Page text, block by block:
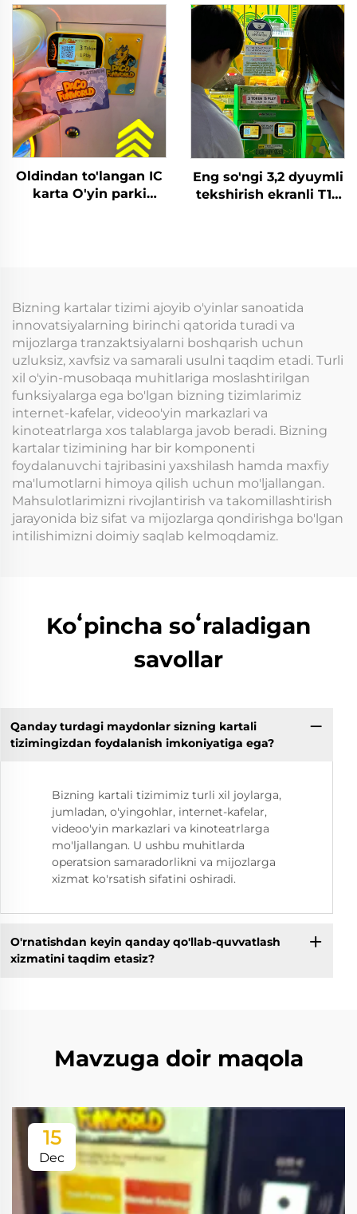
A'zolik
kartasi/vristbandini
tekshirish orqali
Qoldiq kreditni
faollashtirish yoki
yechib olish
karta o'qish T10P
terminal o'yin
o'quvchilari/doll/
mashinasi uchun
Oldindan to'langan IC
karta O'yin parki
Eng so'ngi 3,2 dyuymli
tekshirish ekranli T10
Bizning kartalar tizimi ajoyib o'yinlar sanoatida
innovatsiyalarning birinchi qatorida turadi va
mijozlarga tranzaktsiyalarni boshqarish uchun
uzluksiz, xavfsiz va samarali usulni taqdim etadi. Turli
xil o'yin-musobaqa muhitlariga moslashtirilgan
funksiyalarga ega bo'lgan bizning tizimlarimiz
internet-kafelar, videoo'yin markazlari va
kinoteatrlarga xos talablarga javob beradi. Bizning
kartalar tizimining har bir komponenti
foydalanuvchi tajribasini yaxshilash hamda maxfiy
ma'lumotlarni himoya qilish uchun mo'ljallangan.
Mahsulotlarimizni rivojlantirish va takomillashtirish
jarayonida biz sifat va mijozlarga qondirishga bo'lgan
intilishimizni doimiy saqlab kelmoqdamiz.
Koʻpincha soʻraladigan
savollar
Qanday turdagi maydonlar sizning kartali
tizimingizdan foydalanish imkoniyatiga ega?
Bizning kartali tizimimiz turli xil joylarga,
jumladan, o'yingohlar, internet-kafelar,
videoo'yin markazlari va kinoteatrlarga
mo'ljallangan. U ushbu muhitlarda
operatsion samaradorlikni va mijozlarga
xizmat ko'rsatish sifatini oshiradi.
O'rnatishdan keyin qanday qo'llab-quvvatlash
xizmatini taqdim etasiz?
Mavzuga doir maqola
15
Dec